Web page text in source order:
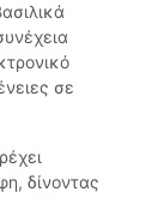
σε
δίνοντας